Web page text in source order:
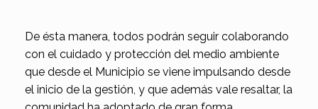
De ésta manera, todos podrán seguir colaborando
con el cuidado y protección del medio ambiente
que desde el Municipio se viene impulsando desde
el inicio de la gestión, y que además vale resaltar, la